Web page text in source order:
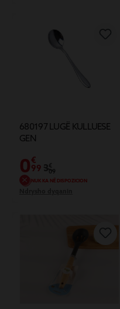
680197 LUGË KULLUESE
GEN
0€
99
NUK KA NË DISPOZICION